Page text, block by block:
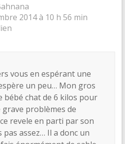
2014 à 10 h 56 min
vous en espérant une
un peu… Mon gros
bébé chat de 6 kilos pour
grave problèmes de
revele en parti par son
pas assez… Il a donc un